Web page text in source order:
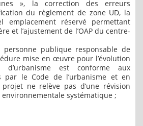
», la correction des erreurs
du règlement de zone UD, la
emplacement réservé permettant
et l’ajustement de l’OAP du centre-
publique responsable de
mise en œuvre pour l’évolution
est conforme aux
par le Code de l’urbanisme et en
ne relève pas d’une révision
systématique ;